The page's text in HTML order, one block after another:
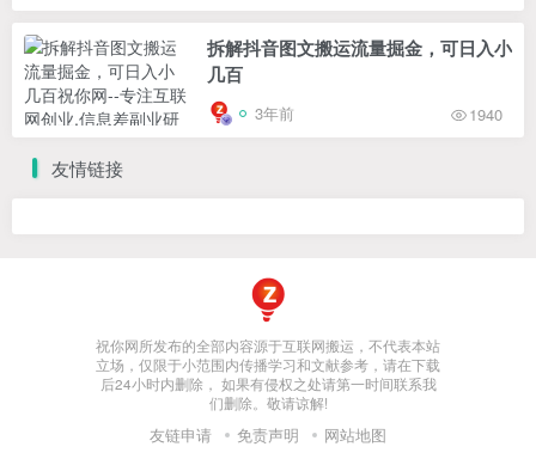
拆解抖音图文搬运流量掘金，可日入小
几百
3年前 1940
友情链接
祝你网所发布的全部内容源于互联网搬运，不代表本站
立场，仅限于小范围内传播学习和文献参考，请在下载
后24小时内删除， 如果有侵权之处请第一时间联系我
们删除。敬请谅解!
友链申请 免责声明 网站地图